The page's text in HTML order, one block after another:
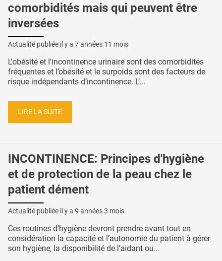
comorbidités mais qui peuvent être
inversées
Actualité publiée il y a 7 années 11 mois
L'obésité et l'incontinence urinaire sont des comorbidités
fréquentes et l’obésité et le surpoids sont des facteurs de
risque indépendants d’incontinence. L’...
LIRE LA SUITE
INCONTINENCE: Principes d'hygiène
et de protection de la peau chez le
patient dément
Actualité publiée il y a 9 années 3 mois
Ces routines d’hygiène devront prendre avant tout en
considération la capacité et l’autonomie du patient à gérer
son hygiène, la disponibilité de l’aidant ou...